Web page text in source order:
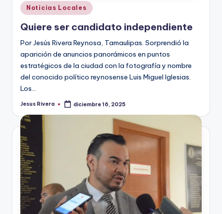
Publicado
en
Noticias Locales
Quiere ser candidato independiente
Por Jesús Rivera Reynosa, Tamaulipas. Sorprendió la
aparición de anuncios panorámicos en puntos
estratégicos de la ciudad con la fotografía y nombre
del conocido político reynosense Luis Miguel Iglesias.
Los…
Publicado
Jesus Rivera diciembre 16, 2025